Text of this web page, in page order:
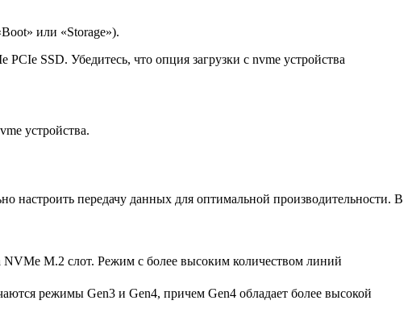
или «Storage»).
SSD. Убедитесь, что опция загрузки с nvme устройства
устройства.
настроить передачу данных для оптимальной производительности. В
M.2 слот. Режим с более высоким количеством линий
режимы Gen3 и Gen4, причем Gen4 обладает более высокой